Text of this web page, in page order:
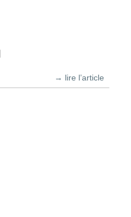
→ lire l’article